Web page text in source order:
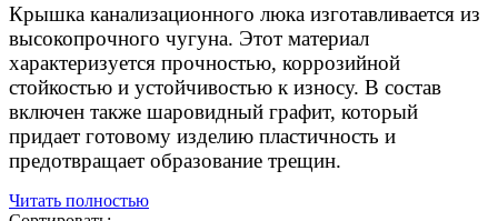
Крышка канализационного люка изготавливается из
высокопрочного чугуна. Этот материал
характеризуется прочностью, коррозийной
стойкостью и устойчивостью к износу. В состав
включен также шаровидный графит, который
придает готовому изделию пластичность и
предотвращает образование трещин.
Читать полностью